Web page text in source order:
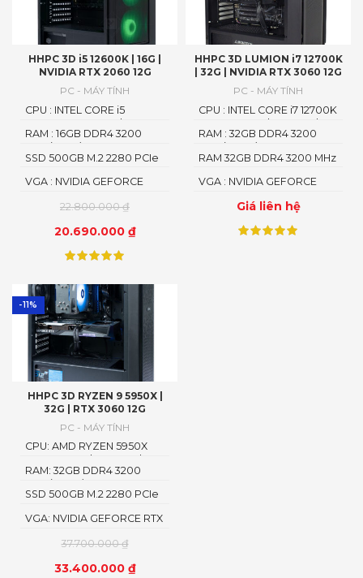
HHPC 3D i5 12600K | 16G |
NVIDIA RTX 2060 12G
PC - MÁY TÍNH
22.800.000₫
20.690.000 ₫
VGA : NVIDIA GEFORCE
SSD 500GB M.2 2280 PCIe
RAM : 16GB DDR4 3200
MHz (1x16G)
CPU : INTEL CORE i5
12600K up 4.9GHz | 10
CORE | 16 THREAD
HHPC 3D LUMION i7 12700K
| 32G | NVIDIA RTX 3060 12G
PC - MÁY TÍNH
Giá liên hệ
VGA : NVIDIA GEFORCE
RAM 32GB DDR4 3200 MHz
RAM : 32GB DDR4 3200
MHz (2x16G)
CPU : INTEL CORE i7 12700K
3.8 up 5.1GHz | 12 CORE | 20
THREAD
-11%
HHPC 3D RYZEN 9 5950X |
32G | RTX 3060 12G
PC - MÁY TÍNH
37.700.000₫
33.400.000 ₫
VGA: NVIDIA GEFORCE RTX
SSD 500GB M.2 2280 PCIe
RAM: 32GB DDR4 3200
MHz (2x16G)
CPU: AMD RYZEN 5950X
TURBO 4.9G | 16 CORE | 32
THREAD